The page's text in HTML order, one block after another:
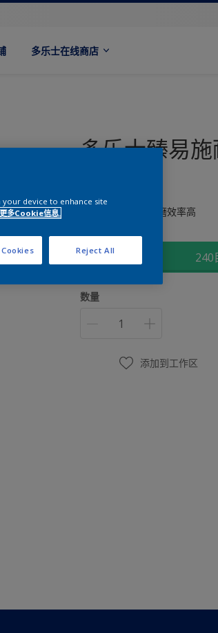
多乐士在线商店
多乐士臻易
乳胶纸、耐水、打磨效率高
尺寸
240
数量
添加到工作区
your device to enhance site
多Cookie信息.
Reject All